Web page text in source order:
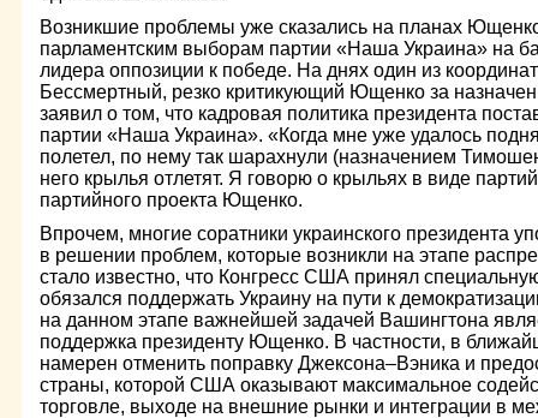
Возникшие проблемы уже сказались на планах
парламентским выборам партии «Наша Украина» на
лидера оппозиции к победе. На днях один из
Бессмертный, резко критикующий Ющенко за
заявил о том, что кадровая политика президента
партии «Наша Украина». «Когда мне уже удалось
полетел, по нему так шарахнули (назначением
него крылья отлетят. Я говорю о крыльях в виде
партийного проекта Ющенко.
Впрочем, многие соратники украинского президента
в решении проблем, которые возникли на этапе
стало известно, что Конгресс США принял
обязался поддержать Украину на пути к
на данном этапе важнейшей задачей Вашингтона
поддержка президенту Ющенко. В частности, в
намерен отменить поправку Джексона–Вэника и
страны, которой США оказывают максимальное
торговле, выходе на внешние рынки и интеграции в